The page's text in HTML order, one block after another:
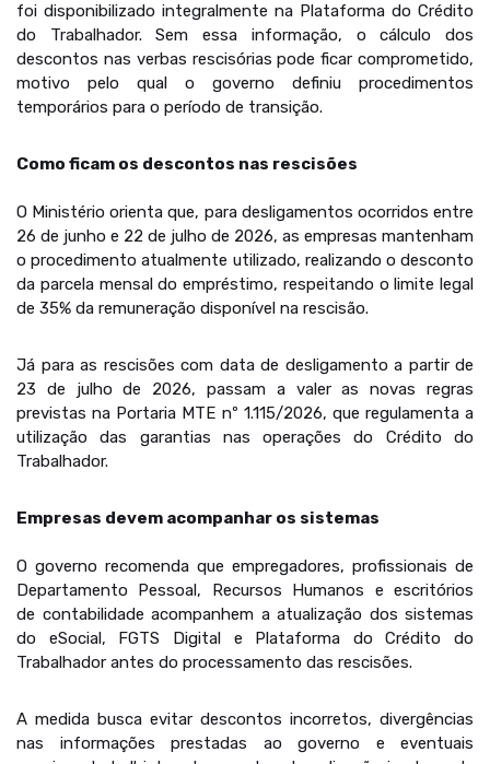
foi disponibilizado integralmente na Plataforma do Crédito
do Trabalhador. Sem essa informação, o cálculo dos
descontos nas verbas rescisórias pode ficar comprometido,
motivo pelo qual o governo definiu procedimentos
temporários para o período de transição.
Como ficam os descontos nas rescisões
O Ministério orienta que, para desligamentos ocorridos entre
26 de junho e 22 de julho de 2026, as empresas mantenham
o procedimento atualmente utilizado, realizando o desconto
da parcela mensal do empréstimo, respeitando o limite legal
de 35% da remuneração disponível na rescisão.
Já para as rescisões com data de desligamento a partir de
23 de julho de 2026, passam a valer as novas regras
previstas na Portaria MTE nº 1.115/2026, que regulamenta a
utilização das garantias nas operações do Crédito do
Trabalhador.
Empresas devem acompanhar os sistemas
O governo recomenda que empregadores, profissionais de
Departamento Pessoal, Recursos Humanos e escritórios
de contabilidade acompanhem a atualização dos sistemas
do eSocial, FGTS Digital e Plataforma do Crédito do
Trabalhador antes do processamento das rescisões.
A medida busca evitar descontos incorretos, divergências
nas informações prestadas ao governo e eventuais